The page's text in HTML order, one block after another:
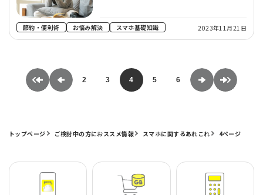
節約・便利術 お悩み解決 スマホ基礎知識 2023年11月21日
2 3 4 5 6
トップページ ご検討中の方におススメ情報 スマホに関するあれこれ 4ページ